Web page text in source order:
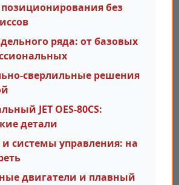
позиционирования без
ряда: от базовых
сверлильные решения
JET OES-80CS:
детали
системы управления: на
двигатели и плавный